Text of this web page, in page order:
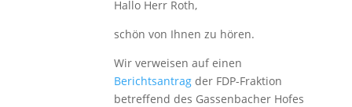
Hallo Herr Roth,
schön von Ihnen zu hören.
Wir verweisen auf einen
Berichtsantrag der FDP-Fraktion
betreffend des Gassenbacher Hofes